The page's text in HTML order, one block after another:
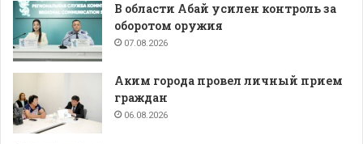
В области Абай усилен контроль за
оборотом оружия
07.08.2026
Аким города провел личный прием
граждан
06.08.2026